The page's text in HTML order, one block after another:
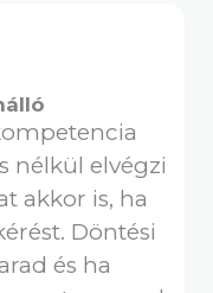
nélkül elvégzi
akkor is, ha
Döntési
és ha